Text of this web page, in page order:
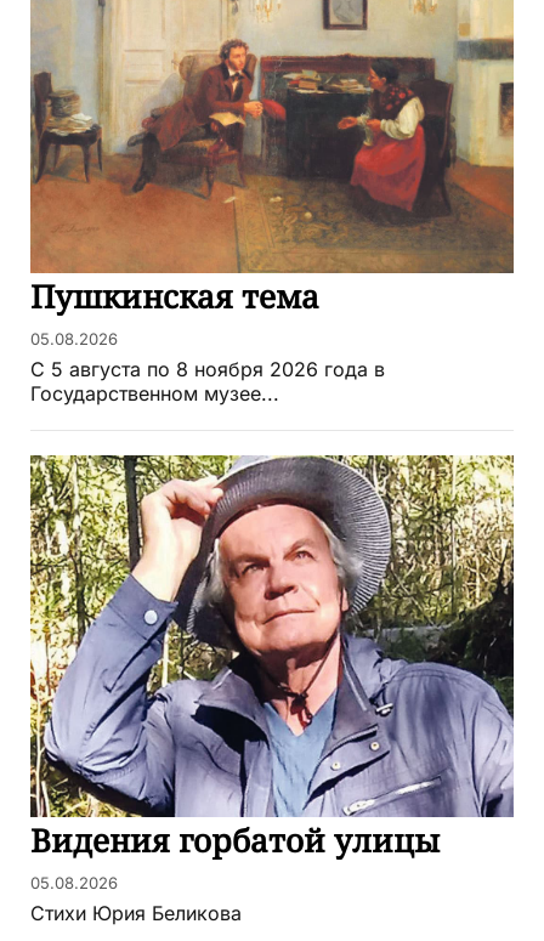
Пушкинская тема
05.08.2026
С 5 августа по 8 ноября 2026 года в
Государственном музее...
Видения горбатой улицы
05.08.2026
Стихи Юрия Беликова